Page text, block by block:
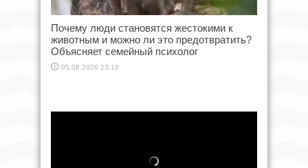
Почему люди становятся жестокими к
животным и можно ли это предотвратить?
Объясняет семейный психолог
05.08.2026 23:10